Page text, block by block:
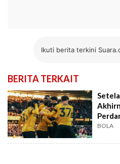
Ikuti berita terkini
BERITA TERKAIT
BOLA